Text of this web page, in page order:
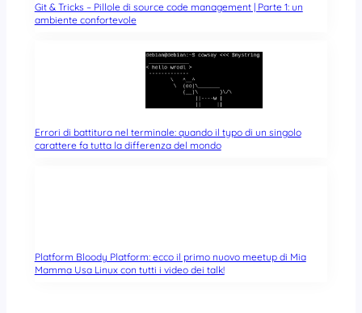
Git & Tricks – Pillole di source code management | Parte 1: un
ambiente confortevole
Errori di battitura nel terminale: quando il typo di un singolo
carattere fa tutta la differenza del mondo
Platform Bloody Platform: ecco il primo nuovo meetup di Mia
Mamma Usa Linux con tutti i video dei talk!